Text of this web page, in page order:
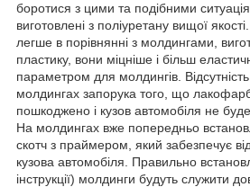
боротися з цими та подібними
виготовлені з поліуретану вищої
легше в порівнянні з молдингами,
пластику, вони міцніше і більш
параметром для молдингів.
молдингах запорука того, що
пошкоджено і кузов автомобіля не буде
На молдингах вже попередньо
скотч з праймером, який забезпечує
кузова автомобіля. Правильно
інструкції) молдинги будуть служити